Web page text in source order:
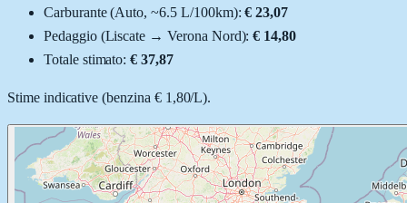
Carburante (Auto, ~6.5 L/100km): € 23,07
Pedaggio (Liscate →Verona Nord): € 14,80
Totale stimato:€ 37,87
Stime indicative (benzina € 1,80/L).